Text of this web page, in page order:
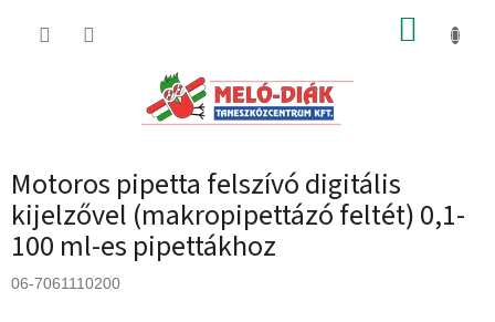
KOSÁR
Motoros pipetta felszívó digitális
kijelzővel (makropipettázó feltét) 0,1-
100 ml-es pipettákhoz
06-7061110200